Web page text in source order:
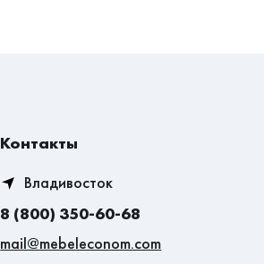
Контакты
Владивосток
8 (800) 350-60-68
mail@mebeleconom.com